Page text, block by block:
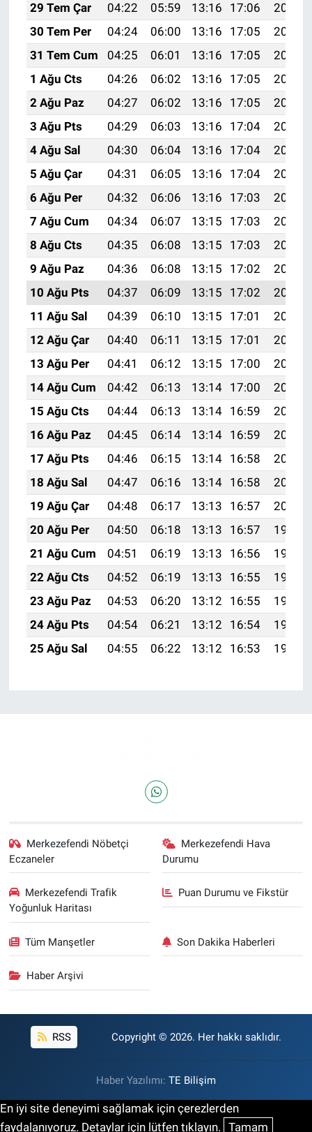
29 Tem Çar
04:22 05:59 13:16 17:06
20:23
30 Tem Per
04:24 06:00 13:16 17:05
20:22
31 Tem Cum
04:25 06:01 13:16 17:05
20:21
1 Ağu Cts
04:26 06:02 13:16 17:05
20:20
2 Ağu Paz
04:27 06:02 13:16 17:05
20:19
3 Ağu Pts
04:29 06:03 13:16 17:04
20:19
4 Ağu Sal
04:30 06:04 13:16 17:04
20:17
5 Ağu Çar
04:31 06:05 13:16 17:04
20:16
6 Ağu Per
04:32 06:06 13:16 17:03
20:15
7 Ağu Cum
04:34 06:07 13:15 17:03
20:14
8 Ağu Cts
04:35 06:08 13:15 17:03
20:13
9 Ağu Paz
04:36 06:08 13:15 17:02
20:12
10 Ağu Pts
04:37 06:09 13:15 17:02
20:11
11 Ağu Sal
04:39 06:10 13:15 17:01
20:10
12 Ağu Çar
04:40 06:11 13:15 17:01
20:09
13 Ağu Per
04:41 06:12 13:15 17:00
20:07
14 Ağu Cum
04:42 06:13 13:14 17:00
20:06
15 Ağu Cts
04:44 06:13 13:14 16:59
20:05
16 Ağu Paz
04:45 06:14 13:14 16:59
20:04
17 Ağu Pts
04:46 06:15 13:14 16:58
20:03
18 Ağu Sal
04:47 06:16 13:14 16:58
20:01
19 Ağu Çar
04:48 06:17 13:13 16:57
20:00
20 Ağu Per
04:50 06:18 13:13 16:57
19:59
21 Ağu Cum
04:51 06:19 13:13 16:56
19:57
22 Ağu Cts
04:52 06:19 13:13 16:55
19:56
23 Ağu Paz
04:53 06:20 13:12 16:55
19:55
24 Ağu Pts
04:54 06:21 13:12 16:54
19:53
25 Ağu Sal
04:55 06:22 13:12 16:53 19:52
Merkezefendi Nöbetçi
Eczaneler
Merkezefendi Hava
Durumu
Merkezefendi Trafik
Yoğunluk Haritası
Puan Durumu ve Fikstür
Tüm Manşetler Son Dakika Haberleri
Haber Arşivi
RSS Copyright © 2026. Her hakkı saklıdır.
Haber Yazılımı: TE Bilişim
En iyi site deneyimi sağlamak için çerezlerden
faydalanıyoruz. Detaylar için lütfen tıklayın. Tamam